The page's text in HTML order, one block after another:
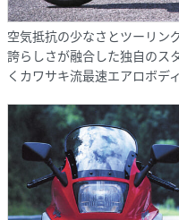
空気抵抗の少なさとツーリン
誇らしさが融合した独自のス
くカワサキ流最速エアロボデ